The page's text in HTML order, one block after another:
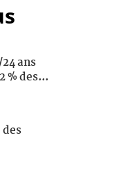
ans
% des...
des